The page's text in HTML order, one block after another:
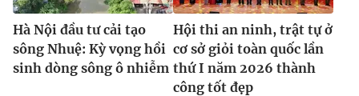
Hà Nội đầu tư cải tạo
sông Nhuệ: Kỳ vọng hồi
sinh dòng sông ô nhiễm
Hội thi an ninh, trật tự ở
cơ sở giỏi toàn quốc lần
thứ I năm 2026 thành
công tốt đẹp